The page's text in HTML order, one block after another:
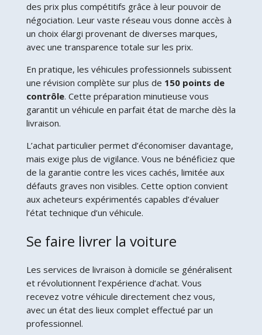
des prix plus compétitifs grâce à leur pouvoir de
négociation. Leur vaste réseau vous donne accès à
un choix élargi provenant de diverses marques,
avec une transparence totale sur les prix.
En pratique, les véhicules professionnels subissent
une révision complète sur plus de 150 points de
contrôle. Cette préparation minutieuse vous
garantit un véhicule en parfait état de marche dès la
livraison.
L’achat particulier permet d’économiser davantage,
mais exige plus de vigilance. Vous ne bénéficiez que
de la garantie contre les vices cachés, limitée aux
défauts graves non visibles. Cette option convient
aux acheteurs expérimentés capables d’évaluer
l’état technique d’un véhicule.
Se faire livrer la voiture
Les services de livraison à domicile se généralisent
et révolutionnent l’expérience d’achat. Vous
recevez votre véhicule directement chez vous,
avec un état des lieux complet effectué par un
professionnel.